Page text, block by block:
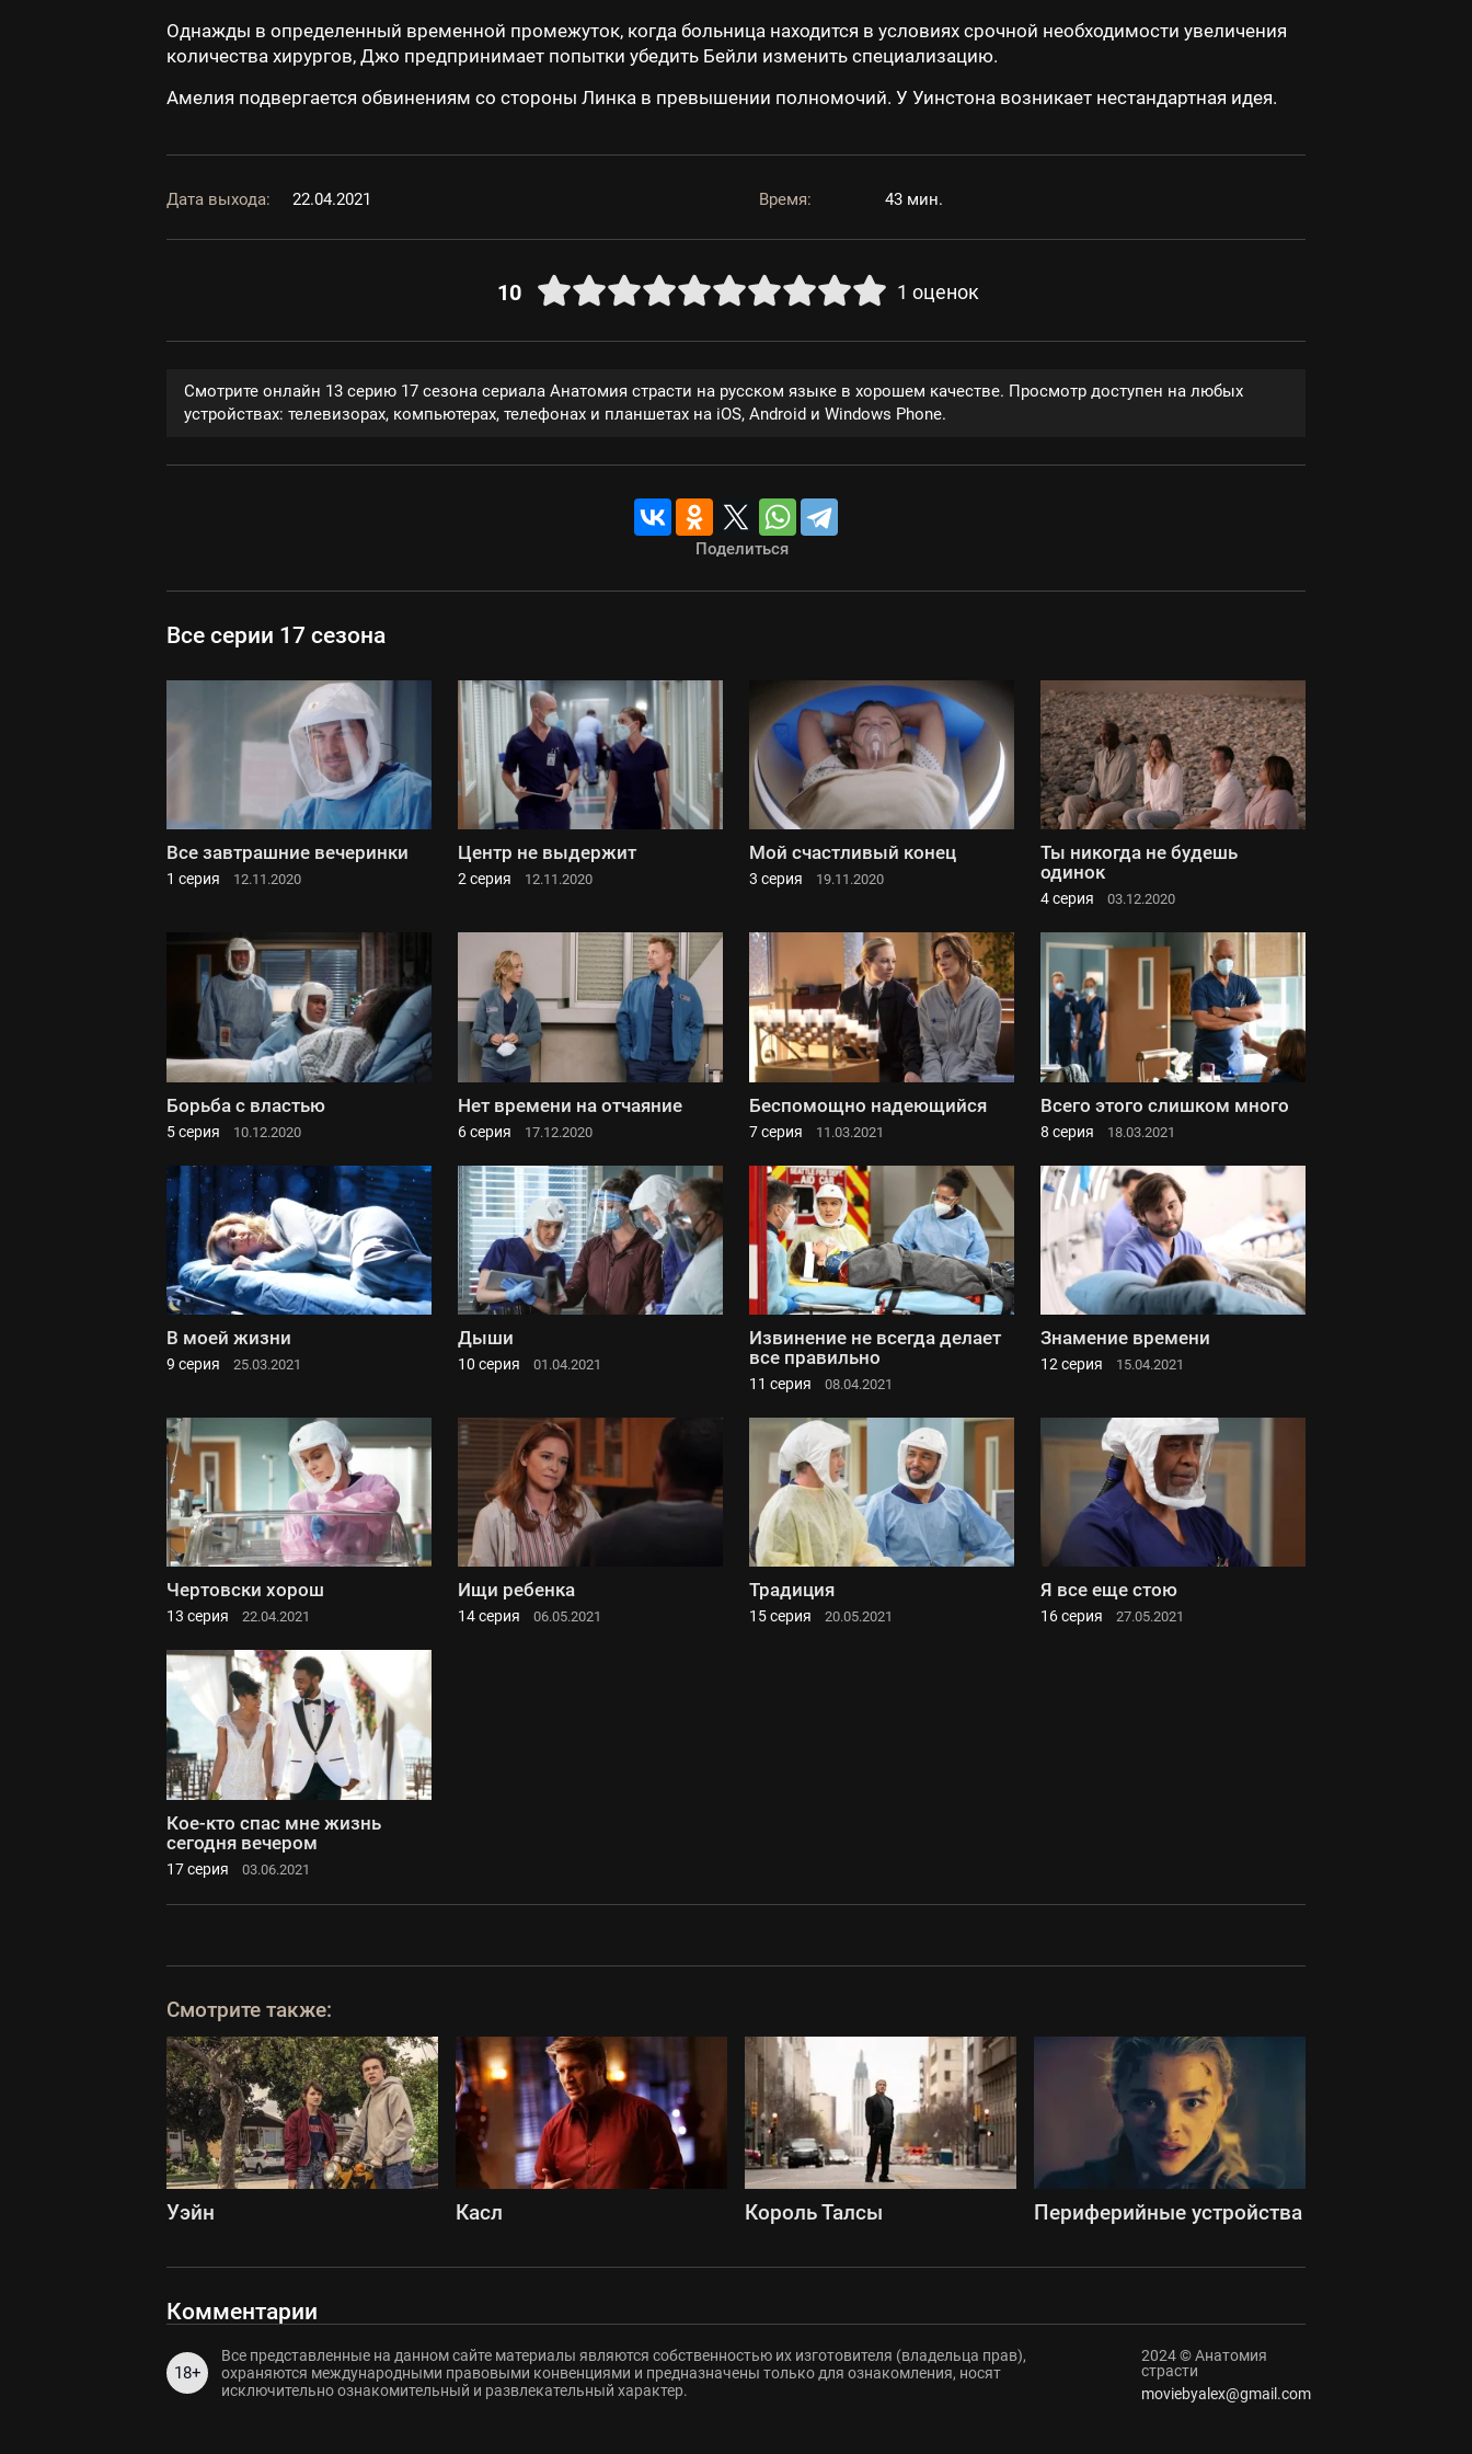
Однажды в определенный временной промежуток, когда больница находится в условиях срочной необходимости увеличения
количества хирургов, Джо предпринимает попытки убедить Бейли изменить специализацию.
Амелия подвергается обвинениям со стороны Линка в превышении полномочий. У Уинстона возникает нестандартная идея.
Дата выхода: 22.04.2021 Время: 43 мин.
10 1 оценок
Смотрите онлайн 13 серию 17 сезона сериала Анатомия страсти на русском языке в хорошем качестве. Просмотр доступен на любых
устройствах: телевизорах, компьютерах, телефонах и планшетах на iOS, Android и Windows Phone.
Поделиться
Все серии 17 сезона
Все завтрашние вечеринки
1 серия 12.11.2020
Центр не выдержит
2 серия 12.11.2020
Мой счастливый конец
3 серия 19.11.2020
Ты никогда не будешь
одинок
4 серия 03.12.2020
Борьба с властью
5 серия 10.12.2020
Нет времени на отчаяние
6 серия 17.12.2020
Беспомощно надеющийся
7 серия 11.03.2021
Всего этого слишком много
8 серия 18.03.2021
В моей жизни
9 серия 25.03.2021
Дыши
10 серия 01.04.2021
Извинение не всегда делает
все правильно
11 серия 08.04.2021
Знамение времени
12 серия 15.04.2021
Чертовски хорош
13 серия 22.04.2021
Ищи ребенка
14 серия 06.05.2021
Традиция
15 серия 20.05.2021
Я все еще стою
16 серия 27.05.2021
Кое-кто спас мне жизнь
сегодня вечером
17 серия 03.06.2021
Смотрите также:
Уэйн Касл Король Талсы Периферийные устройства
Комментарии
18+
Все представленные на данном сайте материалы являются собственностью их изготовителя (владельца прав),
охраняются международными правовыми конвенциями и предназначены только для ознакомления, носят
исключительно ознакомительный и развлекательный характер.
2024 © Анатомия
страсти
moviebyalex@gmail.com